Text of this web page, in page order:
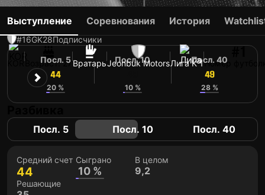
LEE JU-HYUN
#16GK28Подписчики
Возраст: 27 ВратарьJeonbuk MotorsЛига K 1Номер
Выступление Соревнования История
Посл. 5
44
20 %
Посл. 10
10 %
Посл. 40
49
28 %
Посл. 5 Посл. 10 Посл. 40
Средний счет
44
Сыграно
10 %
В целом
9,2
Решающие